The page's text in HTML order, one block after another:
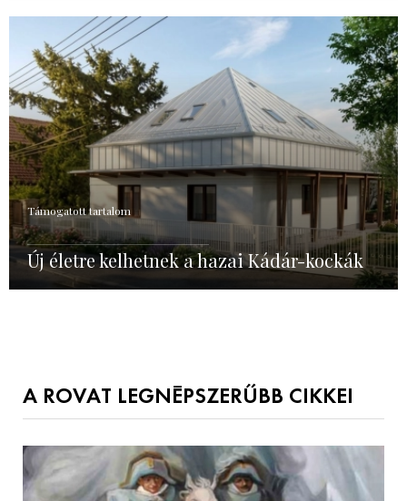
Támogatott tartalom
Új életre kelhetnek a hazai Kádár-kockák
A ROVAT LEGNÉPSZERŰBB CIKKEI